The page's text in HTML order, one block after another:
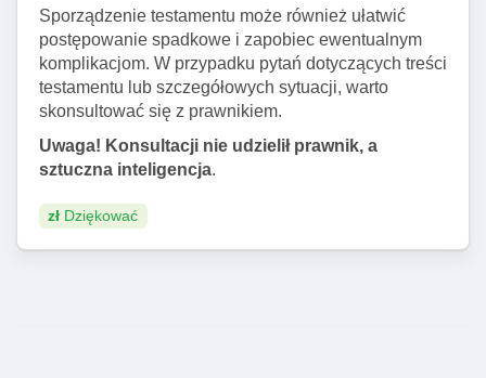
Sporządzenie testamentu może również ułatwić
postępowanie spadkowe i zapobiec ewentualnym
komplikacjom. W przypadku pytań dotyczących treści
testamentu lub szczegółowych sytuacji, warto
skonsultować się z prawnikiem.
Uwaga! Konsultacji nie udzielił prawnik, a
sztuczna inteligencja.
zł Dziękować